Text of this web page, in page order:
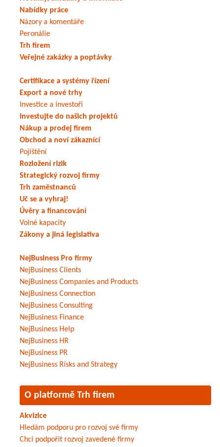
Nabídky práce
Názory a komentáře
Peronálie
Trh firem
Veřejné zakázky a poptávky
Certifikace a systémy řízení
Export a nové trhy
Investice a investoři
Investujte do našich projektů
Nákup a prodej firem
Obchod a noví zákaznící
Pojištění
Rozložení rizik
Strategický rozvoj firmy
Trh zaměstnanců
Uč se a vyhraj!
Úvěry a financování
Volné kapacity
Zákony a jiná legislativa
NejBusiness Pro firmy
NejBusiness Clients
NejBusiness Companies and Products
NejBusiness Connection
NejBusiness Consulting
NejBusiness Finance
NejBusiness Help
NejBusiness HR
NejBusiness PR
NejBusiness Risks and Strategy
O platformě Trh firem
Akvizice
Hledám podporu pro rozvoj své firmy
Chci podpořit rozvoj zavedené firmy